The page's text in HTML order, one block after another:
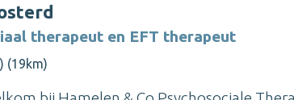
therapeut en EFT therapeut
(19km)